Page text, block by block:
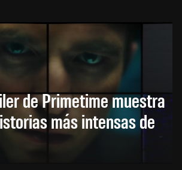
de Primetime muestra
más intensas de